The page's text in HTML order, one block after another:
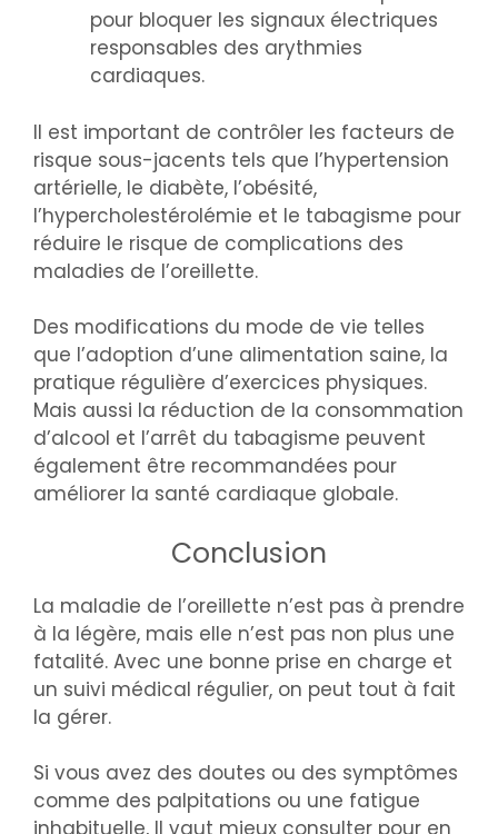
pour bloquer les signaux électriques
responsables des arythmies
cardiaques.
Il est important de contrôler les facteurs de
risque sous-jacents tels que l’hypertension
artérielle, le diabète, l’obésité,
l’hypercholestérolémie et le tabagisme pour
réduire le risque de complications des
maladies de l’oreillette.
Des modifications du mode de vie telles
que l’adoption d’une alimentation saine, la
pratique régulière d’exercices physiques.
Mais aussi la réduction de la consommation
d’alcool et l’arrêt du tabagisme peuvent
également être recommandées pour
améliorer la santé cardiaque globale.
Conclusion
La maladie de l’oreillette n’est pas à prendre
à la légère, mais elle n’est pas non plus une
fatalité. Avec une bonne prise en charge et
un suivi médical régulier, on peut tout à fait
la gérer.
Si vous avez des doutes ou des symptômes
comme des palpitations ou une fatigue
inhabituelle, Il vaut mieux consulter pour en